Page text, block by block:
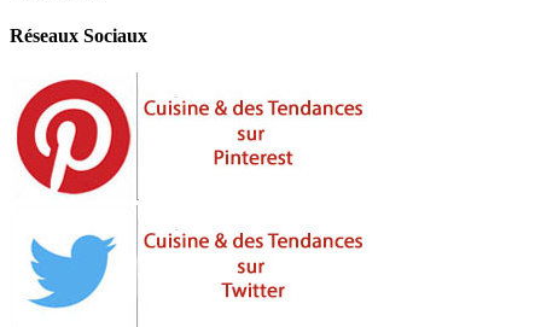
Réseaux Sociaux